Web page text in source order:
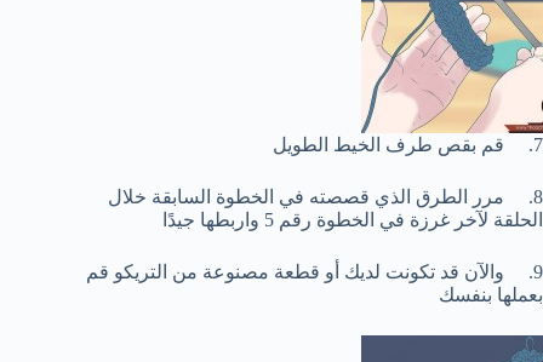
7. قم بقص طرف الخيط الطويل
8. مرر الطرق الذي قصصته في الخطوة السابقة خلال
الحلقة لآخر غرزة في الخطوة رقم 5 واربطها جيدًا
9. والآن قد تكونت لديك أو قطعة مصنوعة من التريكو قم
بعملها بنفسك